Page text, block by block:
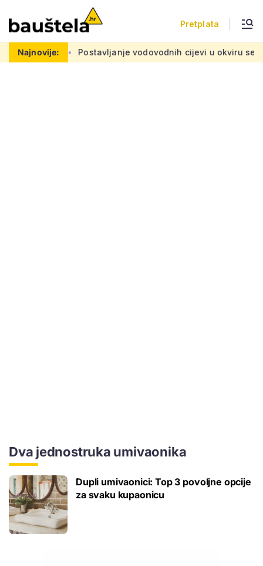
Pretplata
Najnovije:Postavljanje vodovodnih cijevi u okviru sedam
Dva jednostruka umivaonika
Dupli umivaonici: Top 3 povoljne opcije
za svaku kupaonicu